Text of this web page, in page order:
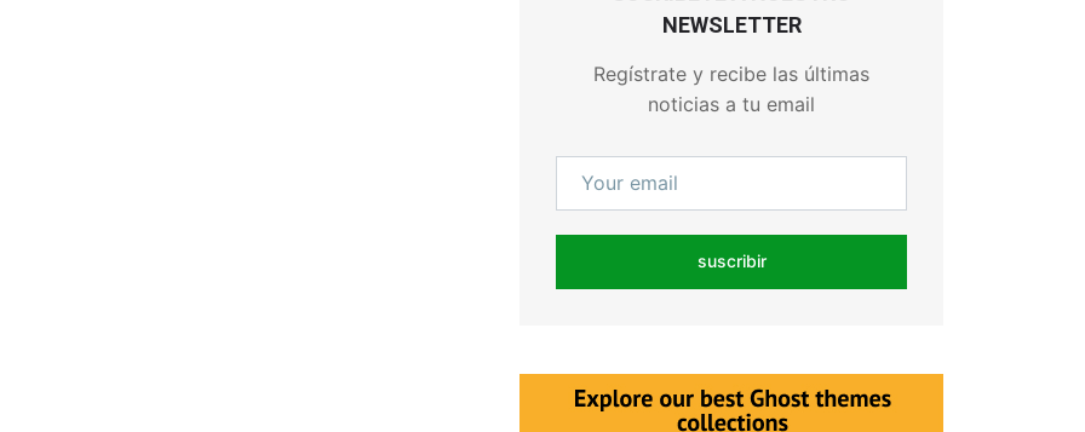
NEWSLETTER
Regístrate y recibe las últimas
noticias a tu email
suscribir